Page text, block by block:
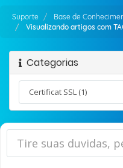
Suporte
Base de
Visualizando artigos com
Categorias